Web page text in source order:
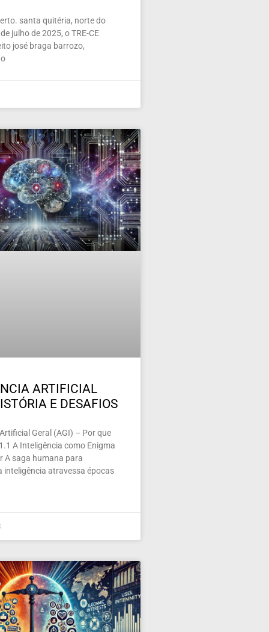
santa quitéria, norte do
julho de 2025, o TRE-CE
josé braga barrozo,
ARTIFICIAL
E DESAFIOS
Geral (AGI) – Por que
A Inteligência como Enigma
A saga humana para
inteligência atravessa épocas